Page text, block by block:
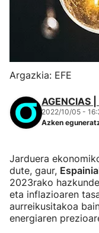
Argazkia: EFE
AGENCIAS
2022/10/05 -
Azken
Jarduera
dute, gaur,
2023rako
eta inflazioaren
aurreikusitakoa
energiaren